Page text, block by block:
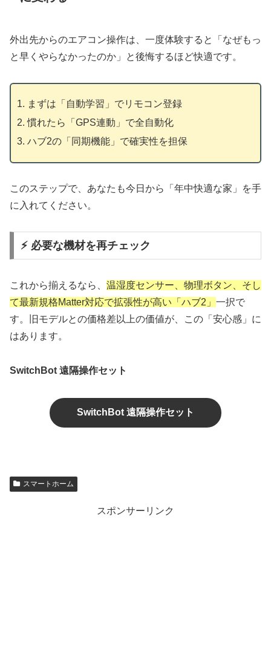
外出先からのエアコン操作は、一度体験すると「なぜもっ
と早くやらなかったのか」と後悔するほど快適です。
まずは「自動学習」でリモコン登録
慣れたら「GPS連動」で全自動化
ハブ2の「同期機能」で確実性を担保
このステップで、あなたも今日から「年中快適な家」を手
に入れてください。
⚡️ 必要な機材を再チェック
これから揃えるなら、 温湿度センサー、物理ボタン、そし
て最新規格Matter対応で拡張性が高い「ハブ2」 一択で
す。旧モデルとの価格差以上の価値が、この「安心感」に
はあります。
SwitchBot 遠隔操作セット
SwitchBot 遠隔操作セット
スマートホーム
スポンサーリンク